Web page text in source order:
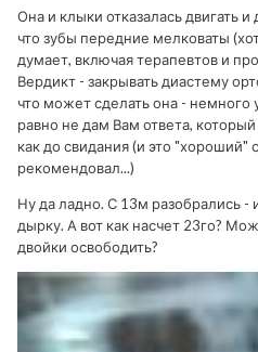
Она и клыки отказалась двигать и
что зубы передние мелковаты
думает, включая терапевтов и
Вердикт - закрывать диастему
что может сделать она - немного
равно не дам Вам ответа,
как до свидания (и это "хороший"
рекомендовал...)
Ну да ладно. С 13м разобрались
дырку. А вот как насчет 23го?
двойки освободить?